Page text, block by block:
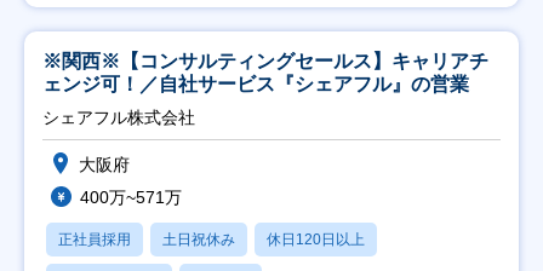
※関西※【コンサルティングセールス】キャリアチ
ェンジ可！／自社サービス『シェアフル』の営業
シェアフル株式会社
大阪府
400万~571万
正社員採用 土日祝休み 休日120日以上